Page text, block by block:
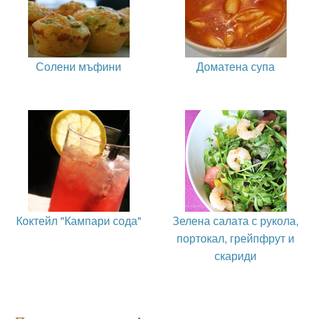
Солени мъфини Доматена супа
Коктейл "Кампари сода"
Зелена салата с рукола,
портокал, грейпфрут и
скариди